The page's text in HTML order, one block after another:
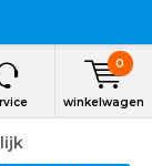
winkelwagen
0